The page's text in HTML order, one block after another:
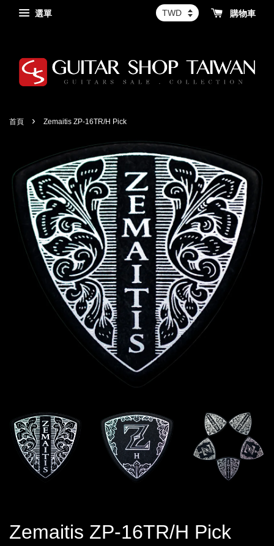
選單 購物車
首頁 › Zemaitis ZP-16TR/H Pick
Zemaitis ZP-16TR/H Pick